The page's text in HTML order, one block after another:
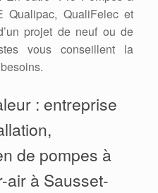
Qualipac, QualiFelec et
projet de neuf ou de
vous conseillent la
: entreprise
de pompes à
air à Sausset-